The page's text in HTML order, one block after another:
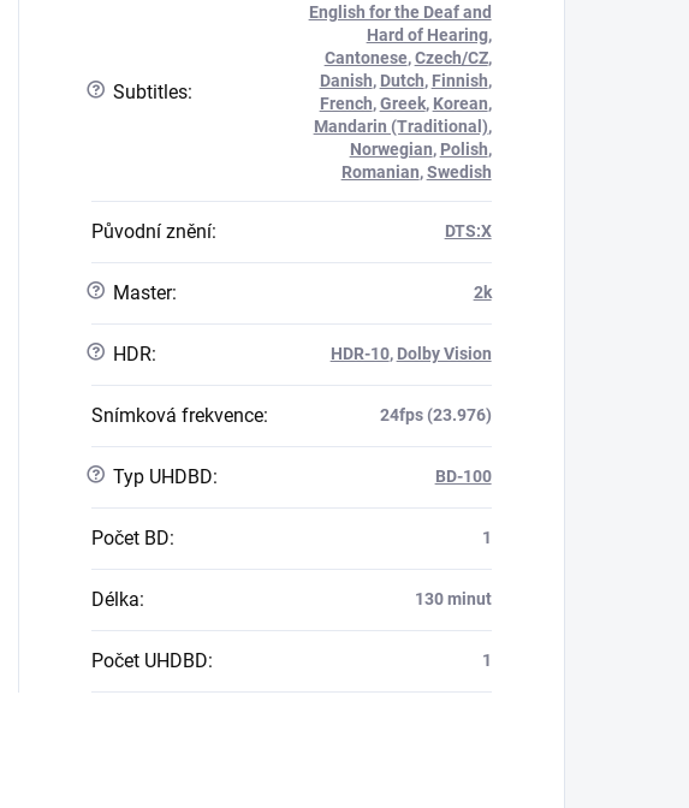
? Subtitles:
English for the Deaf and
Hard of Hearing,
Cantonese,Czech/CZ,
Danish, Dutch, Finnish,
French,Greek, Korean,
Mandarin (Traditional),
Norwegian, Polish,
Romanian,Swedish
Původní znění: DTS:X
? Master: 2k
? HDR: HDR-10, Dolby Vision
Snímková frekvence: 24fps (23.976)
? Typ UHDBD: BD-100
Počet BD: 1
Délka: 130 minut
Počet UHDBD: 1